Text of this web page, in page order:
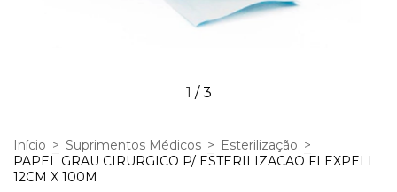
1 /3
Início > Suprimentos Médicos > Esterilização >
PAPEL GRAU CIRURGICO P/ ESTERILIZACAO FLEXPELL
12CM X 100M